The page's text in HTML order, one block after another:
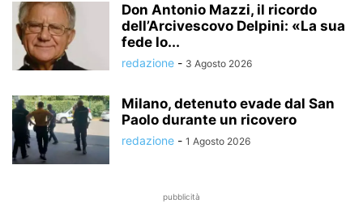
Don Antonio Mazzi, il ricordo
dell’Arcivescovo Delpini: «La sua
fede lo...
redazione - 3 Agosto 2026
Milano, detenuto evade dal San
Paolo durante un ricovero
redazione - 1 Agosto 2026
pubblicità